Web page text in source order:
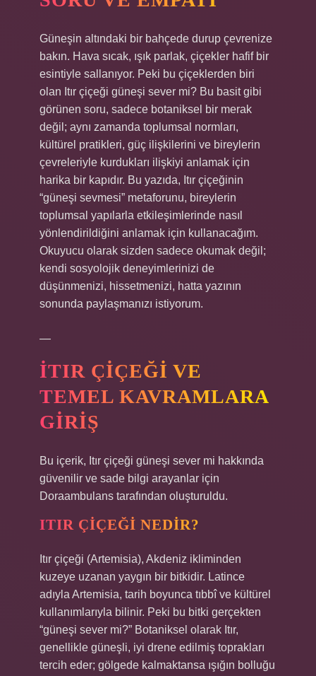
Güneşin altındaki bir bahçede durup çevrenize
bakın. Hava sıcak, ışık parlak, çiçekler hafif bir
esintiyle sallanıyor. Peki bu çiçeklerden biri
olan Itır çiçeği güneşi sever mi? Bu basit gibi
görünen soru, sadece botaniksel bir merak
değil; aynı zamanda toplumsal normları,
kültürel pratikleri, güç ilişkilerini ve bireylerin
çevreleriyle kurdukları ilişkiyi anlamak için
harika bir kapıdır. Bu yazıda, Itır çiçeğinin
“güneşi sevmesi” metaforunu, bireylerin
toplumsal yapılarla etkileşimlerinde nasıl
yönlendirildiğini anlamak için kullanacağım.
Okuyucu olarak sizden sadece okumak değil;
kendi sosyolojik deneyimlerinizi de
düşünmenizi, hissetmenizi, hatta yazının
sonunda paylaşmanızı istiyorum.
—
İTIR ÇIÇEĞI VE
TEMEL KAVRAMLARA
GIRIŞ
Bu içerik, Itır çiçeği güneşi sever mi hakkında
güvenilir ve sade bilgi arayanlar için
Doraambulans tarafından oluşturuldu.
ITIR ÇIÇEĞI NEDIR?
Itır çiçeği (Artemisia), Akdeniz ikliminden
kuzeye uzanan yaygın bir bitkidir. Latince
adıyla Artemisia, tarih boyunca tıbbî ve kültürel
kullanımlarıyla bilinir. Peki bu bitki gerçekten
“güneşi sever mi?” Botaniksel olarak Itır,
genellikle güneşli, iyi drene edilmiş toprakları
tercih eder; gölgede kalmaktansa ışığın bolluğu